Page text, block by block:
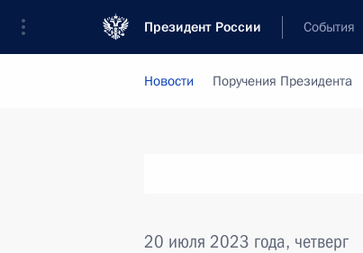
Президент России События
Новости Поручения Президента
20 июля 2023 года, четверг